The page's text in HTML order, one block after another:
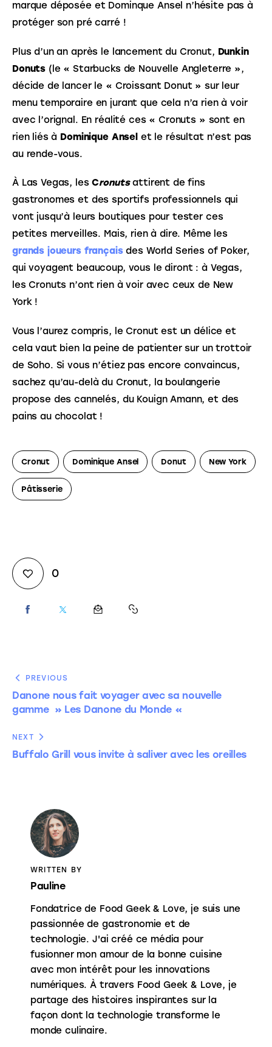
marque déposée et Dominque Ansel n’hésite pas à
protéger son pré carré !
Plus d’un an après le lancement du Cronut, Dunkin
Donuts (le « Starbucks de Nouvelle Angleterre »,
décide de lancer le « Croissant Donut » sur leur
menu temporaire en jurant que cela n’a rien à voir
avec l’orignal. En réalité ces « Cronuts » sont en
rien liés à Dominique Ansel et le résultat n’est pas
au rende-vous.
À Las Vegas, les Cronuts attirent de fins
gastronomes et des sportifs professionnels qui
vont jusqu’à leurs boutiques pour tester ces
petites merveilles. Mais, rien à dire. Même les
grands joueurs français des World Series of Poker,
qui voyagent beaucoup, vous le diront : à Vegas,
les Cronuts n’ont rien à voir avec ceux de New
York !
Vous l’aurez compris, le Cronut est un délice et
cela vaut bien la peine de patienter sur un trottoir
de Soho. Si vous n’étiez pas encore convaincus,
sachez qu’au-delà du Cronut, la boulangerie
propose des cannelés, du Kouign Amann, et des
pains au chocolat !
Cronut Dominique Ansel Donut New York
Pâtisserie
0
PREVIOUS
Danone nous fait voyager avec sa nouvelle
gamme » Les Danone du Monde «
NEXT
Buffalo Grill vous invite à saliver avec les oreilles
WRITTEN BY
Pauline
Fondatrice de Food Geek & Love, je suis une
passionnée de gastronomie et de
technologie. J'ai créé ce média pour
fusionner mon amour de la bonne cuisine
avec mon intérêt pour les innovations
numériques. À travers Food Geek & Love, je
partage des histoires inspirantes sur la
façon dont la technologie transforme le
monde culinaire.